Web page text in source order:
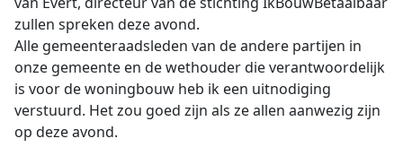
zullen spreken deze avond.
Alle gemeenteraadsleden van de andere partijen in
onze gemeente en de wethouder die verantwoordelijk
is voor de woningbouw heb ik een uitnodiging
verstuurd. Het zou goed zijn als ze allen aanwezig zijn
op deze avond.